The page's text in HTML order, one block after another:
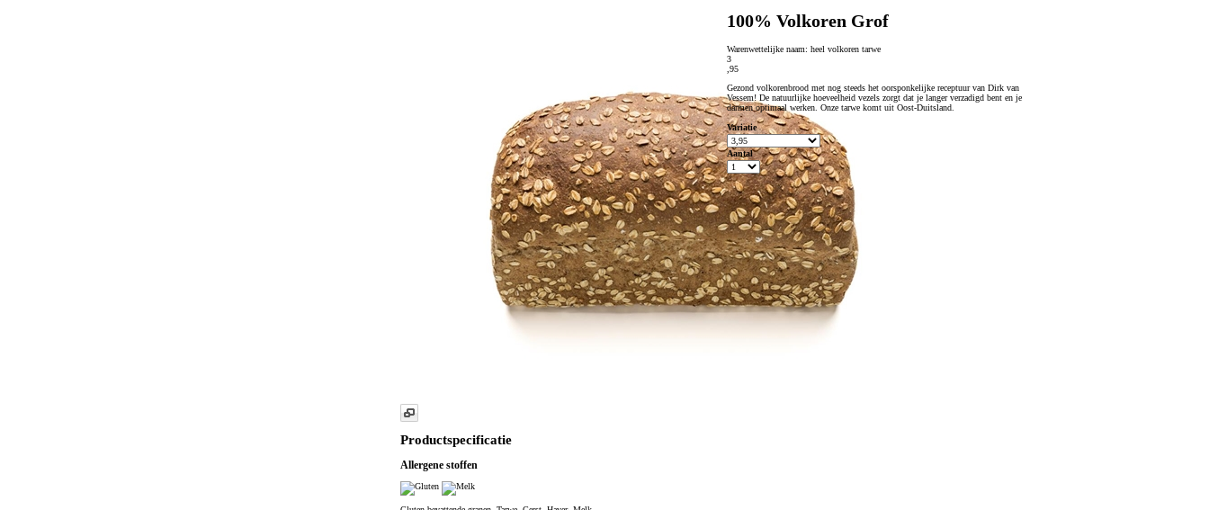
100% Volkoren Grof
Warenwettelijke naam:heel volkoren tarwe
3
,95
Gezond volkorenbrood met nog steeds het oorsponkelijke receptuur van Dirk van
Vessem! De natuurlijke hoeveelheid vezels zorgt dat je langer verzadigd bent en je
darmen optimaal werken. Onze tarwe komt uit Oost-Duitsland.
Variatie
Aantal
Productspecificatie
Allergene stoffen